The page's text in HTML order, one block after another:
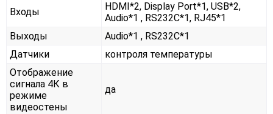
Входы
HDMI*2, Display Port*1, USB*2,
Audio*1 , RS232С*1, RJ45*1
Выходы
Audio*1 , RS232С*1
Датчики
контроля температуры
Отображение
сигнала 4К в
режиме
видеостены
да